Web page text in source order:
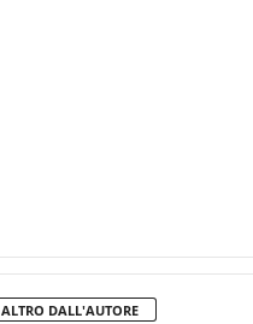
ALTRO DALL'AUTORE